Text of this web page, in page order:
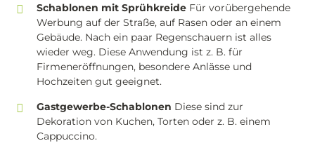
Schablonen mit Sprühkreide Für vorübergehende
Werbung auf der Straße, auf Rasen oder an einem
Gebäude. Nach ein paar Regenschauern ist alles
wieder weg. Diese Anwendung ist z. B. für
Firmeneröffnungen, besondere Anlässe und
Hochzeiten gut geeignet.
Gastgewerbe-Schablonen Diese sind zur
Dekoration von Kuchen, Torten oder z. B. einem
Cappuccino.